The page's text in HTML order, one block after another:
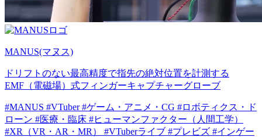
MANUS(マヌス)
ドリフトのない最高精度で指先の絶対位置を計測する
EMF（電磁場）式フィンガーキャプチャーグローブ
#MANUS #VTuber #ゲーム・アニメ・CG #ロボティクス・ド
ローン #医療・臨床 #ヒューマンファクター（人間工学）
#XR（VR・AR・MR）
#VTuberライブ #プレビズ #インゲー